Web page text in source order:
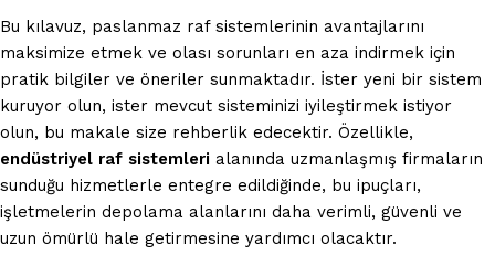
Bu kılavuz, paslanmaz raf sistemlerinin avantajlarını
maksimize etmek ve olası sorunları en aza indirmek için
pratik bilgiler ve öneriler sunmaktadır. İster yeni bir sistem
kuruyor olun, ister mevcut sisteminizi iyileştirmek istiyor
olun, bu makale size rehberlik edecektir. Özellikle,
endüstriyel raf sistemleri alanında uzmanlaşmış firmaların
sunduğu hizmetlerle entegre edildiğinde, bu ipuçları,
işletmelerin depolama alanlarını daha verimli, güvenli ve
uzun ömürlü hale getirmesine yardımcı olacaktır.